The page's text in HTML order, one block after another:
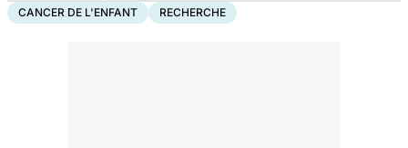
CANCER DE L'ENFANT RECHERCHE